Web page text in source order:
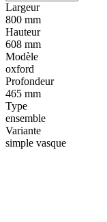
Largeur
800 mm
Hauteur
608 mm
Modèle
oxford
Profondeur
465 mm
Type
ensemble
Variante
simple vasque